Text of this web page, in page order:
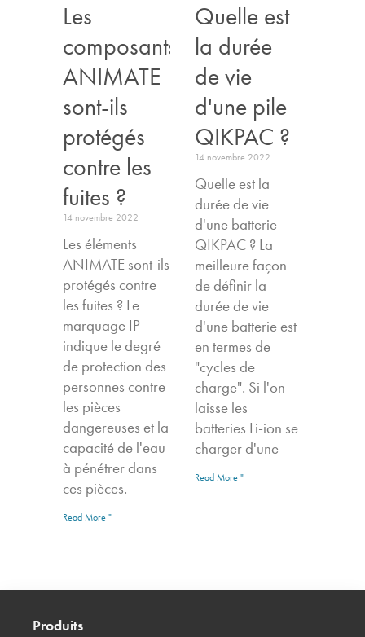
Les
composants
ANIMATE
sont-ils
protégés
contre les
fuites ?
14 novembre 2022
Les éléments
ANIMATE sont-ils
protégés contre
les fuites ? Le
marquage IP
indique le degré
de protection des
personnes contre
les pièces
dangereuses et la
capacité de l'eau
à pénétrer dans
ces pièces.
Read More "
Quelle est
la durée
de vie
d'une pile
QIKPAC ?
14 novembre 2022
Quelle est la
durée de vie
d'une batterie
QIKPAC ? La
meilleure façon
de définir la
durée de vie
d'une batterie est
en termes de
"cycles de
charge". Si l'on
laisse les
batteries Li-ion se
charger d'une
Read More "
Produits